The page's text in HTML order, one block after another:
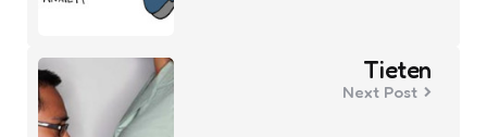
Tieten
Next Post